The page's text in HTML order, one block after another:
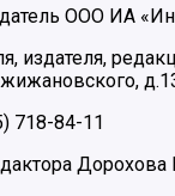
ООО ИА
издателя,
718-84-11
Дорохова